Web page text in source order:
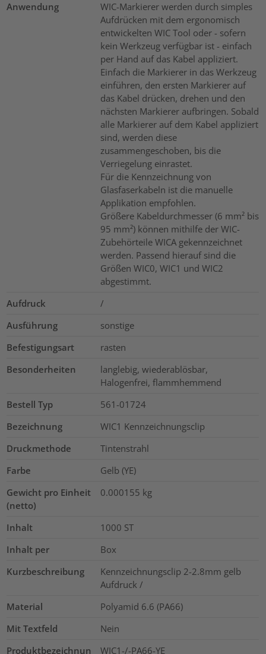
Anwendung
WIC-Markierer werden durch simples
Aufdrücken mit dem ergonomisch
entwickelten WIC Tool oder - sofern
kein Werkzeug verfügbar ist - einfach
per Hand auf das Kabel appliziert.
Einfach die Markierer in das Werkzeug
einführen, den ersten Markierer auf
das Kabel drücken, drehen und den
nächsten Markierer aufbringen. Sobald
alle Markierer auf dem Kabel appliziert
sind, werden diese
zusammengeschoben, bis die
Verriegelung einrastet.
Für die Kennzeichnung von
Glasfaserkabeln ist die manuelle
Applikation empfohlen.
Größere Kabeldurchmesser (6 mm² bis
95 mm²) können mithilfe der WIC-
Zubehörteile WICA gekennzeichnet
werden. Passend hierauf sind die
Größen WIC0, WIC1 und WIC2
abgestimmt.
Aufdruck
/
Ausführung
sonstige
Befestigungsart
rasten
Besonderheiten
langlebig, wiederablösbar,
Halogenfrei, flammhemmend
Bestell Typ
561-01724
Bezeichnung
WIC1 Kennzeichnungsclip
Druckmethode
Tintenstrahl
Farbe
Gelb (YE)
Gewicht pro Einheit
(netto)
0.000155 kg
Inhalt 1000 ST
Inhalt per
Box
Kurzbeschreibung
Kennzeichnungsclip 2-2.8mm gelb
Aufdruck /
Material
Polyamid 6.6 (PA66)
Mit Textfeld
Nein
Produktbezeichnun
WIC1-/-PA66-YE